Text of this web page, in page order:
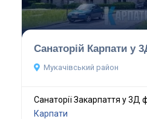
Санаторій Карпати у
Мукачівський район
Санаторії Закарпаття у 3Д
Карпати